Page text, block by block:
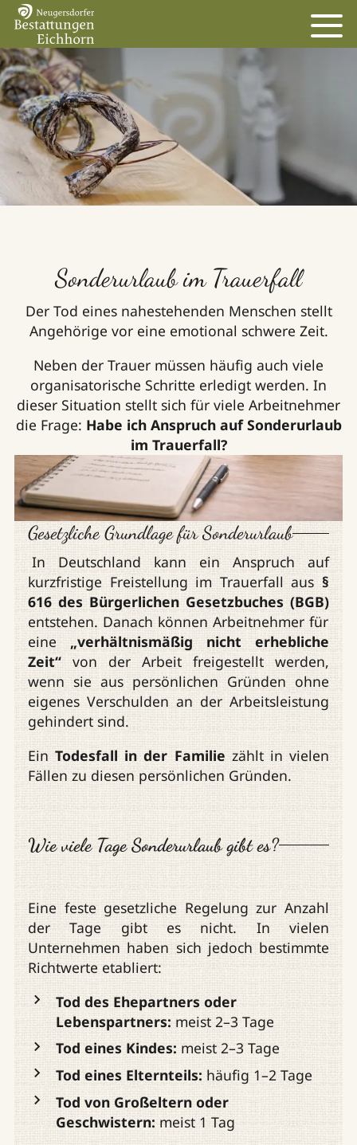
Sonderurlaub im Trauerfall
Der Tod eines nahestehenden Menschen stellt
Angehörige vor eine emotional schwere Zeit.
Neben der Trauer müssen häufig auch viele
organisatorische Schritte erledigt werden. In
dieser Situation stellt sich für viele Arbeitnehmer
die Frage: Habe ich Anspruch auf Sonderurlaub
im Trauerfall?
Gesetzliche Grundlage für Sonderurlaub
In Deutschland kann ein Anspruch auf
kurzfristige Freistellung im Trauerfall aus§
616 des Bürgerlichen Gesetzbuches (BGB)
entstehen. Danach können Arbeitnehmer für
eine„verhältnismäßig nicht erhebliche
Zeit“von der Arbeit freigestellt werden,
wenn sie aus persönlichen Gründen ohne
eigenes Verschulden an der Arbeitsleistung
gehindert sind.
EinTodesfall in der Familiezählt in vielen
Fällen zu diesen persönlichen Gründen.
Wie viele Tage Sonderurlaub gibt es?
Eine feste gesetzliche Regelung zur Anzahl
der Tage gibt es nicht. In vielen
Unternehmen haben sich jedoch bestimmte
Richtwerte etabliert:
Tod des Ehepartners oder
Lebenspartners:meist 2–3 Tage
Tod eines Kindes:meist 2–3 Tage
Tod eines Elternteils: häufig 1–2 Tage
Tod von Großeltern oder
Geschwistern:meist 1 Tag